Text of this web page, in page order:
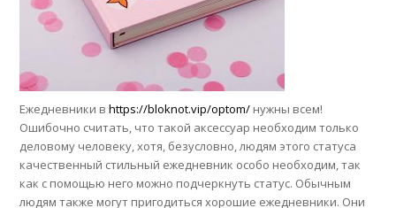
Ежедневники вhttps://bloknot.vip/optom/ нужны всем!
Ошибочно считать, что такой аксессуар необходим только
деловому человеку, хотя, безусловно, людям этого статуса
качественный стильный ежедневник особо необходим, так
как с помощью него можно подчеркнуть статус. Обычным
людям также могут пригодиться хорошие ежедневники. Они